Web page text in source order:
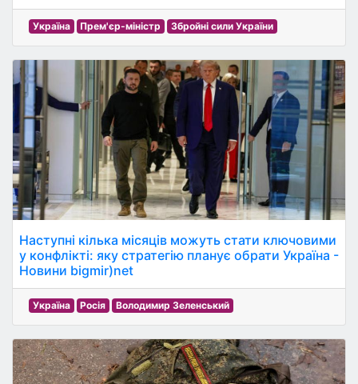
Україна Прем'єр-міністр Збройні сили України
Наступні кілька місяців можуть стати ключовими
у конфлікті: яку стратегію планує обрати Україна -
Новини bigmir)net
Україна Росія Володимир Зеленський